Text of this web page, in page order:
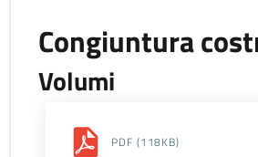
Congiuntura
Volumi
PDF (118KB)